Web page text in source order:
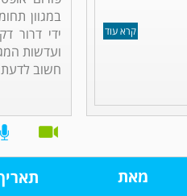
במגוון
ועדשות
חשוב לדעת
קרא עוד
מאת